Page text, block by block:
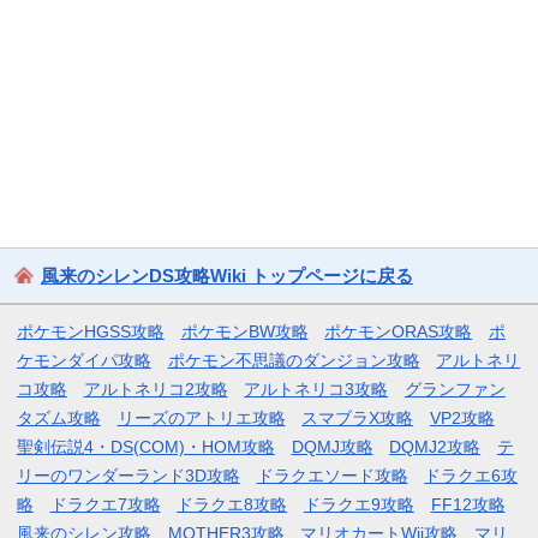
風来のシレンDS攻略Wiki トップページに戻る
ポケモンHGSS攻略 ポケモンBW攻略 ポケモンORAS攻略
ポ
ケモンダイパ攻略
ポケモン不思議のダンジョン攻略
アルトネリ
コ攻略
アルトネリコ2攻略 アルトネリコ3攻略
グランファン
タズム攻略
リーズのアトリエ攻略 スマブラX攻略
VP2攻略
聖剣伝説4・DS(COM)・HOM攻略
DQMJ攻略 DQMJ2攻略
テ
リーのワンダーランド3D攻略
ドラクエソード攻略
ドラクエ6攻
略
ドラクエ7攻略 ドラクエ8攻略 ドラクエ9攻略
FF12攻略
風来のシレン攻略
MOTHER3攻略 マリオカートWii攻略 マリ